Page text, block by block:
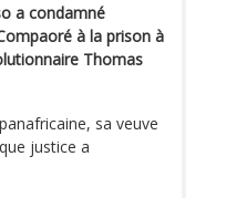
a condamné
à la prison à
Thomas
sa veuve
justice a